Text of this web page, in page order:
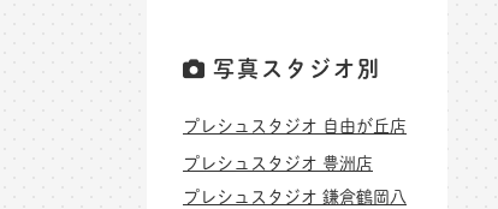
写真スタジオ別
プレシュスタジオ 自由が丘店
プレシュスタジオ 豊洲店
プレシュスタジオ 鎌倉鶴岡八